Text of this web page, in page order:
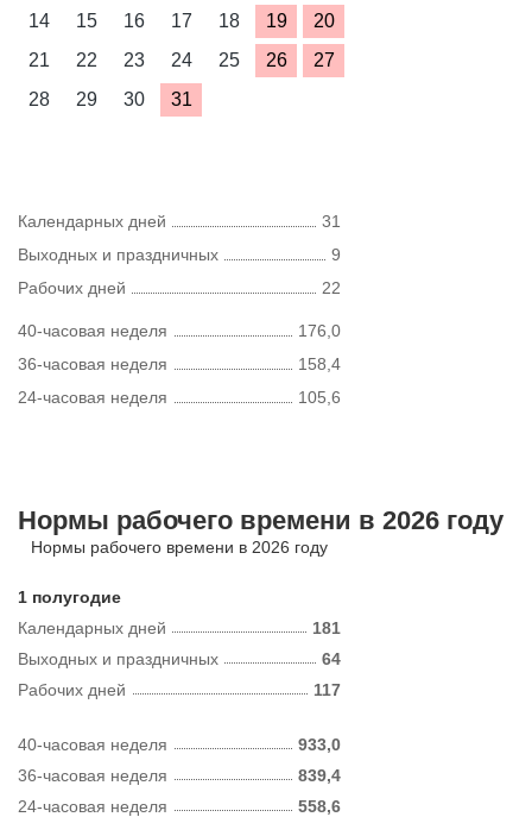
14
15 16 17 18 19
20
21
22 23 24 25 26
27
28
29 30 31
Календарных дней
31
Выходных и праздничных
9
Рабочих дней
22
40-часовая неделя
176,0
36-часовая неделя
158,4
24-часовая неделя
105,6
Нормы рабочего времени в 2026 году
Нормы рабочего времени в 2026 году
1 полугодие
Календарных дней
181
Рабочих дней 117
Выходных и праздничных 64
40-часовая неделя
933,0
36-часовая неделя
839,4
24-часовая неделя
558,6